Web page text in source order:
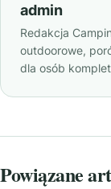
admin
Redakcja
outdoorowe,
dla osób
Powiązane